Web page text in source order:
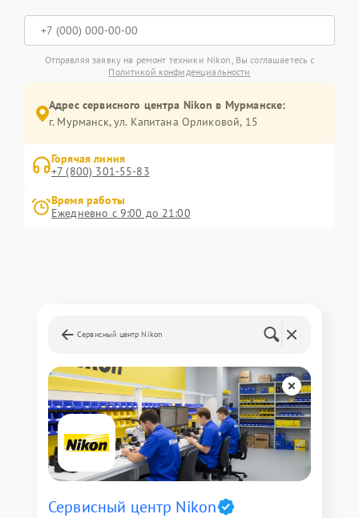
Отправляя заявку на ремонт техники Nikon, Вы соглашаетесь с
Политикой конфиденциальности
Адрес сервисного центра Nikon в Мурманске:
г. Мурманск, ул. Капитана Орликовой, 15
Горячая линия
+7 (800) 301-55-83
Время работы
Ежедневно с 9:00 до 21:00
Сервисный центр Nikon
Сервисный центр Nikon